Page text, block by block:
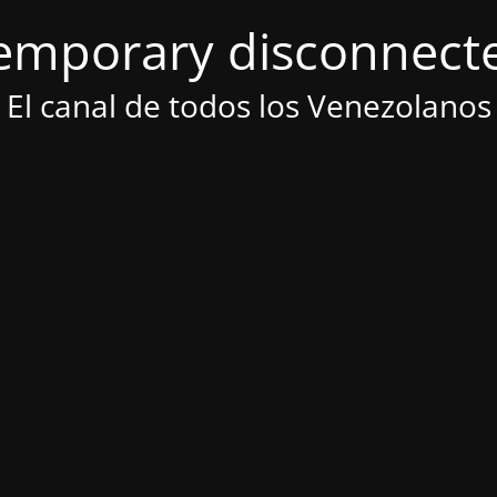
El canal de todos los Venezolanos